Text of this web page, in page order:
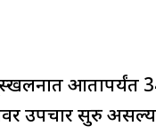
आतापर्यंत
सुरु